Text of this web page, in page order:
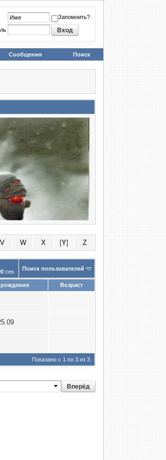
Запомнить?
Сообщения Поиск
V W X [Y] Z
сек. Поиск пользователей
Возраст
Показано с 1 по 3 из 3.